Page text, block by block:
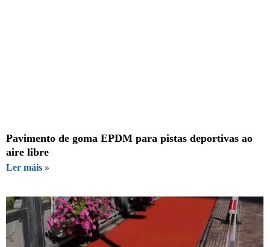
Pavimento de goma EPDM para pistas deportivas ao
aire libre
Ler máis »